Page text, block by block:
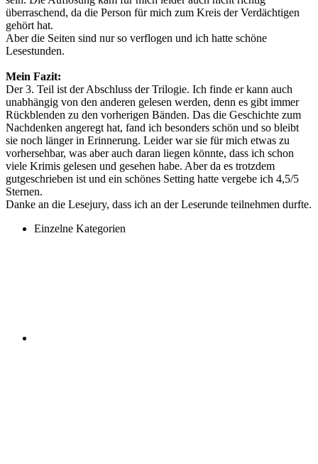
überraschend, da die Person für mich zum Kreis der Verdächtigen
gehört hat.
Aber die Seiten sind nur so verflogen und ich hatte schöne
Lesestunden.
Mein Fazit:
Der 3. Teil ist der Abschluss der Trilogie. Ich finde er kann auch
unabhängig von den anderen gelesen werden, denn es gibt immer
Rückblenden zu den vorherigen Bänden. Das die Geschichte zum
Nachdenken angeregt hat, fand ich besonders schön und so bleibt
sie noch länger in Erinnerung. Leider war sie für mich etwas zu
vorhersehbar, was aber auch daran liegen könnte, dass ich schon
viele Krimis gelesen und gesehen habe. Aber da es trotzdem
gutgeschrieben ist und ein schönes Setting hatte vergebe ich 4,5/5
Sternen.
Danke an die Lesejury, dass ich an der Leserunde teilnehmen durfte.
Einzelne Kategorien